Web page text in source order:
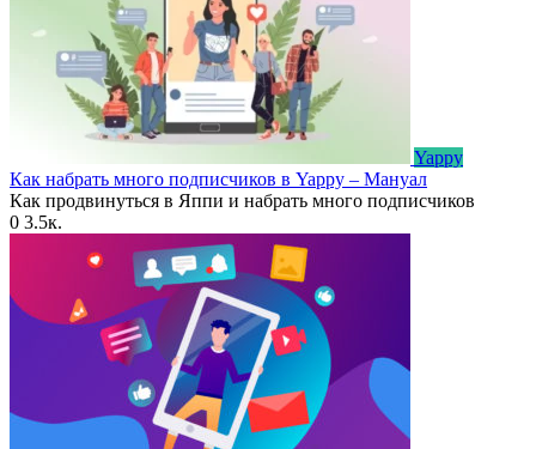
Yappy
Как набрать много подписчиков в Yappy – Мануал
Как продвинуться в Яппи и набрать много подписчиков
0 3.5к.